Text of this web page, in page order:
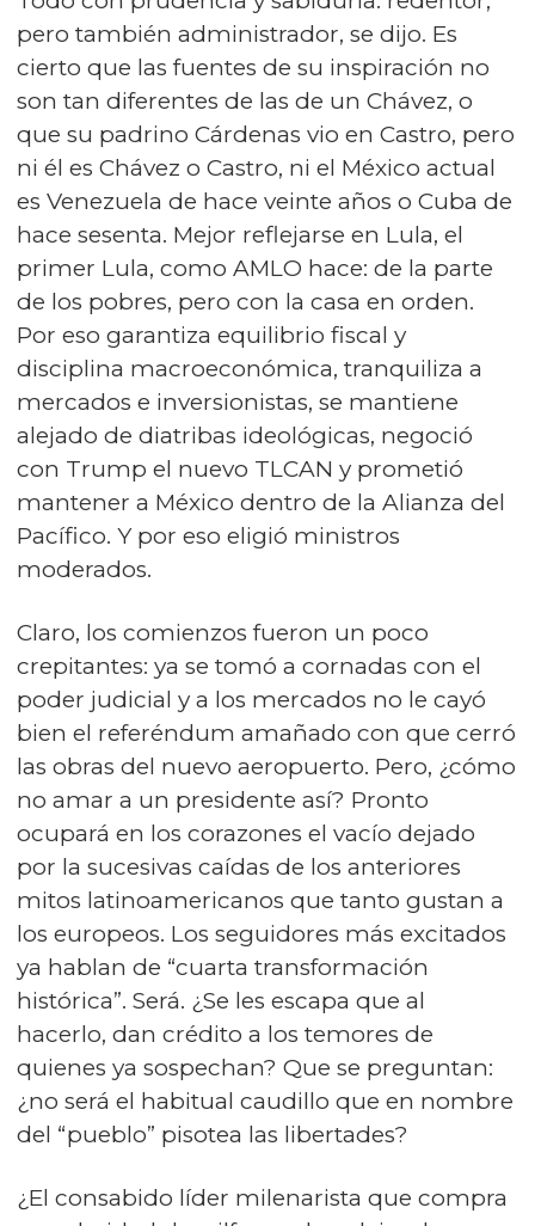
pero también administrador, se dijo. Es
cierto que las fuentes de su inspiración no
son tan diferentes de las de un Chávez, o
que su padrino Cárdenas vio en Castro, pero
ni él es Chávez o Castro, ni el México actual
es Venezuela de hace veinte años o Cuba de
hace sesenta. Mejor reflejarse en Lula, el
primer Lula, como AMLO hace: de la parte
de los pobres, pero con la casa en orden.
Por eso garantiza equilibrio fiscal y
disciplina macroeconómica, tranquiliza a
mercados e inversionistas, se mantiene
alejado de diatribas ideológicas, negoció
con Trump el nuevo TLCAN y prometió
mantener a México dentro de la Alianza del
Pacífico. Y por eso eligió ministros
moderados.
Claro, los comienzos fueron un poco
crepitantes: ya se tomó a cornadas con el
poder judicial y a los mercados no le cayó
bien el referéndum amañado con que cerró
las obras del nuevo aeropuerto. Pero, ¿cómo
no amar a un presidente así? Pronto
ocupará en los corazones el vacío dejado
por la sucesivas caídas de los anteriores
mitos latinoamericanos que tanto gustan a
los europeos. Los seguidores más excitados
ya hablan de “cuarta transformación
histórica”. Será. ¿Se les escapa que al
hacerlo, dan crédito a los temores de
quienes ya sospechan? Que se preguntan:
¿no será el habitual caudillo que en nombre
del “pueblo” pisotea las libertades?
¿El consabido líder milenarista que compra